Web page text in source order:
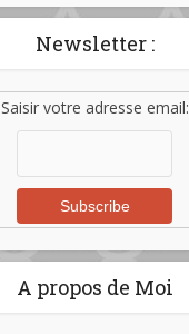
Newsletter :
Saisir votre adresse email:
A propos de Moi